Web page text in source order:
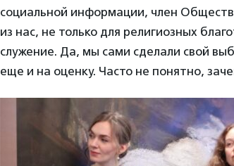
социальной информации, член
из нас, не только для религиозных
служение. Да, мы сами сделали свой
еще и на оценку. Часто не понятно,